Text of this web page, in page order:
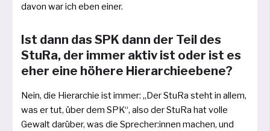
davon war ich eben einer.
Ist dann das SPK dann der Teil des
StuRa, der immer aktiv ist oder ist es
eher eine höhere Hierarchieebene?
Nein, die Hierarchie ist immer: „Der StuRa steht in allem,
was er tut, über dem SPK“, also der StuRa hat vol­le
Gewalt dar­über, was die Sprecher:innen machen, und